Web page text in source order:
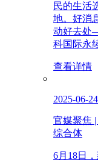
民的生活
地。好消
动好去处
科国际永
查看详情
2025-06-24
官媒聚焦
综合体
6月18日